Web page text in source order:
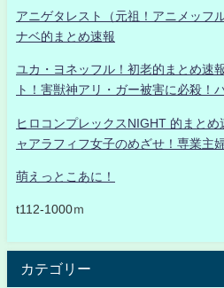
アニゲタレスト（元祖！アニメッ
ナベ的まとめ速報
ユカ・ヨネッフル！初老的まとめ速
ト！害獣神アリ・ガー被害に必殺！
ヒロコンプレックスNIGHT 的まと
ャアラフィフ女子のめざせ！専業主
萌えっとこあに！
t112-1000ｍ
カテゴリー